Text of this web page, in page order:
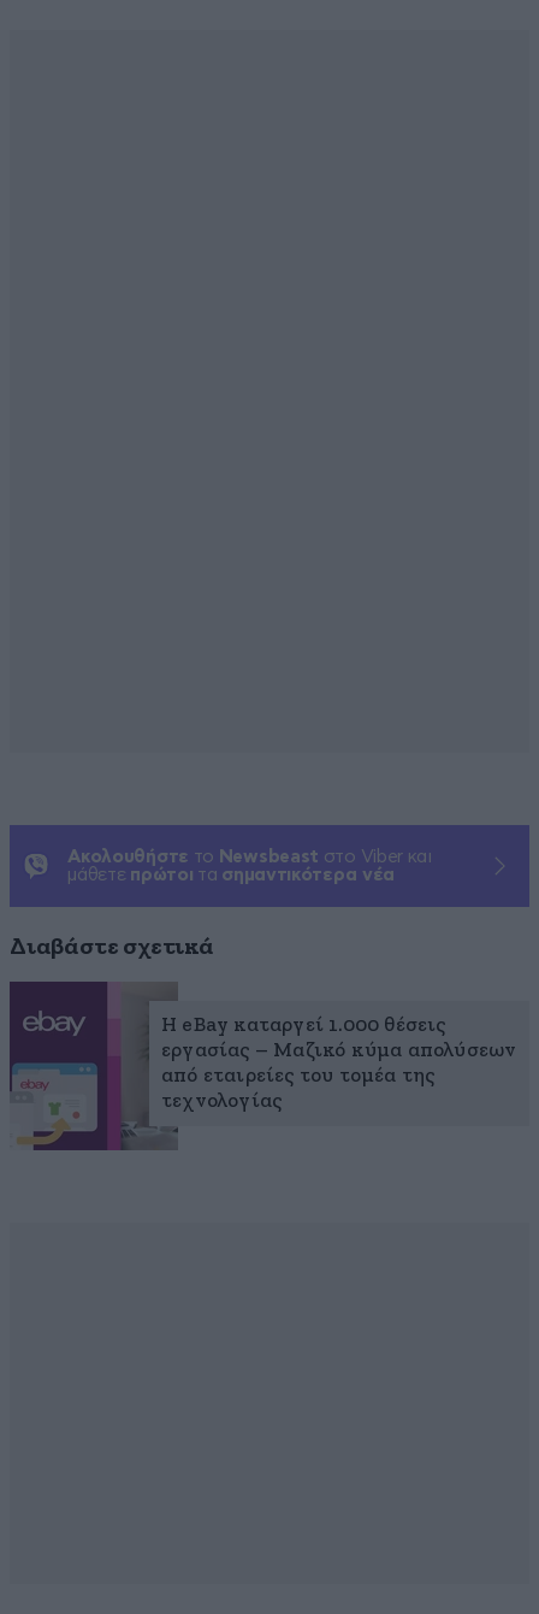
Ακολουθήστε το Newsbeast στο Viber και
μάθετε πρώτοι τα σημαντικότερα νέα
Διαβάστε σχετικά
Η eBay καταργεί 1.000 θέσεις
εργασίας – Mαζικό κύμα απολύσεων
από εταιρείες του τομέα της
τεχνολογίας